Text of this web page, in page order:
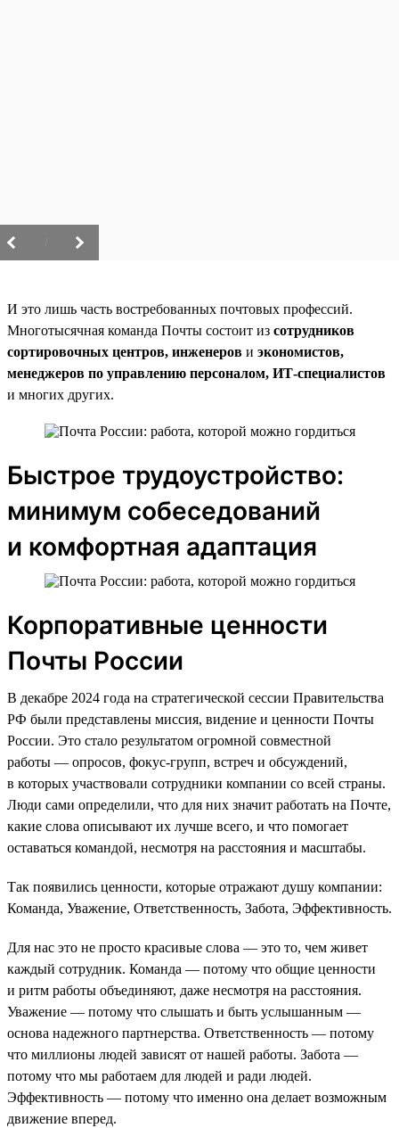
И это лишь часть востребованных почтовых профессий.
Многотысячная команда Почты состоит из сотрудников
сортировочных центров, инженеров и экономистов,
менеджеров по управлению персоналом, ИТ-специалистов
и многих других.
Быстрое трудоустройство:
минимум собеседований
и комфортная адаптация
Корпоративные ценности
Почты России
В декабре 2024 года на стратегической сессии Правительства
РФ были представлены миссия, видение и ценности Почты
России. Это стало результатом огромной совместной
работы — опросов, фокус-групп, встреч и обсуждений,
в которых участвовали сотрудники компании со всей страны.
Люди сами определили, что для них значит работать на Почте,
какие слова описывают их лучше всего, и что помогает
оставаться командой, несмотря на расстояния и масштабы.
Так появились ценности, которые отражают душу компании:
Команда, Уважение, Ответственность, Забота, Эффективность.
Для нас это не просто красивые слова — это то, чем живет
каждый сотрудник. Команда — потому что общие ценности
и ритм работы объединяют, даже несмотря на расстояния.
Уважение — потому что слышать и быть услышанным —
основа надежного партнерства. Ответственность — потому
что миллионы людей зависят от нашей работы. Забота —
потому что мы работаем для людей и ради людей.
Эффективность — потому что именно она делает возможным
движение вперед.